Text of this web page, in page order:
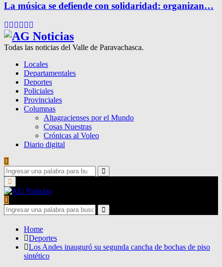
La música se defiende con solidaridad: organizan…
Facebook
Twitter
Instagram
Pinterest
Google
Todas las noticias del Valle de Paravachasca.
Locales
Departamentales
Deportes
Policiales
Provinciales
Columnas
Altagracienses por el Mundo
Cosas Nuestras
Crónicas al Voleo
Diario digital
Search
for:
Search
Primary
Menu
Search
for:
Search
Home
Deportes
Los Andes inauguró su segunda cancha de bochas de piso
sintético